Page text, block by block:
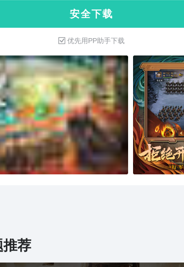
以招募三国时期所有风云战将，训练、升级各
安 全 下 载
优先用PP助手下载
推荐